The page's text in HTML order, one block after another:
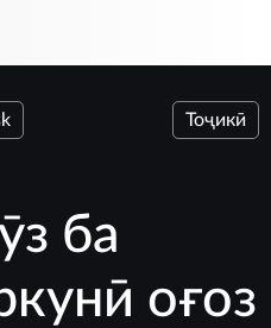
Тоҷикӣ
ба
оғоз